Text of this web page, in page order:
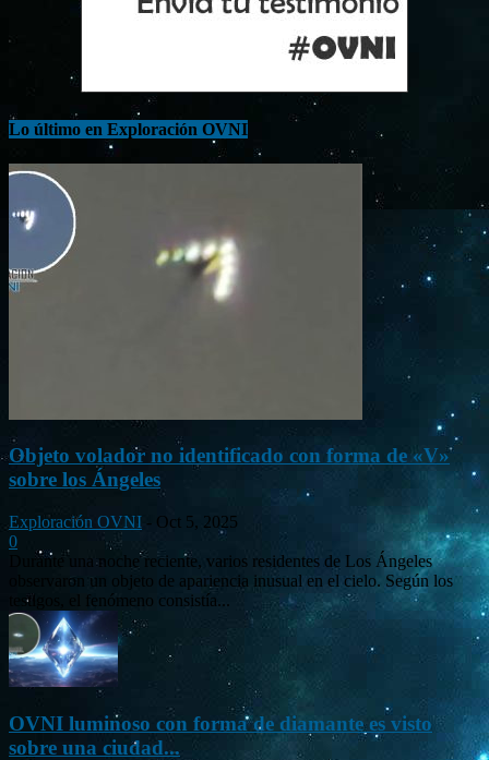
Lo último en Exploración OVNI
Objeto volador no identificado con forma de «V»
sobre los Ángeles
Exploración OVNI - Oct 5, 2025
0
Durante una noche reciente, varios residentes de Los Ángeles
observaron un objeto de apariencia inusual en el cielo. Según los
testigos, el fenómeno consistía...
OVNI luminoso con forma de diamante es visto
sobre una ciudad...